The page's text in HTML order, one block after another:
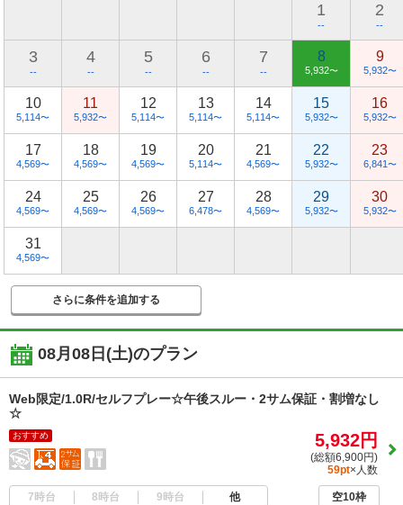
1
--
2
--
3
--
4
--
5
--
6
--
7
--
8
5,932〜
9
5,932〜
10
5,114〜
11
5,932〜
12
5,114〜
13
5,114〜
14
5,114〜
15
5,932〜
16
5,932〜
17
4,569〜
18
4,569〜
19
4,569〜
20
5,114〜
21
4,569〜
22
5,932〜
23
6,841〜
24
4,569〜
25
4,569〜
26
4,569〜
27
6,478〜
28
4,569〜
29
5,932〜
30
5,932〜
31
4,569〜
さらに条件を追加する
08月08日(土)のプラン
Web限定/1.0R/セルフプレー☆午後スルー・2サム保証・割増なし
☆
おすすめ 5,932円
(総額6,900円)
59pt×人数
7時台 8時台 9時台 他 空10枠